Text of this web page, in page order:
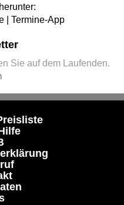
Termine-App
Sie auf dem Laufenden.